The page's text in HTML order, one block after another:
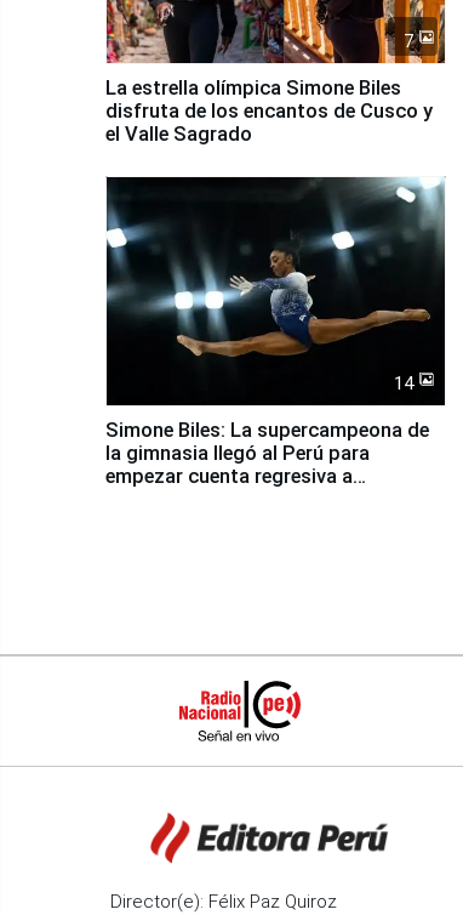
7
La estrella olímpica Simone Biles
disfruta de los encantos de Cusco y
el Valle Sagrado
14
Simone Biles: La supercampeona de
la gimnasia llegó al Perú para
empezar cuenta regresiva a
Director(e): Félix Paz Quiroz